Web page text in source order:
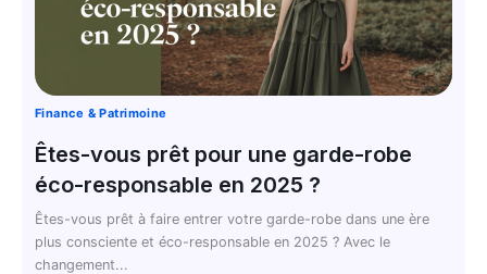
Finance & Patrimoine
Êtes-vous prêt pour une garde-robe
éco-responsable en 2025 ?
Êtes-vous prêt à faire entrer votre garde-robe dans une ère
plus consciente et éco-responsable en 2025 ? Avec le
changement...